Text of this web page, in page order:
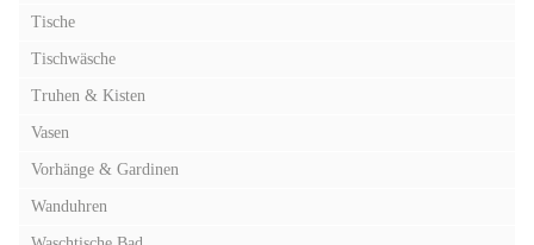
Tische
Tischwäsche
Truhen & Kisten
Vasen
Vorhänge & Gardinen
Wanduhren